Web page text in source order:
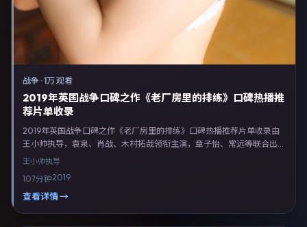
战争 ·1万 观看
2019年英国战争口碑之作《老厂房里的排练》口碑热播推
荐片单收录
2019年英国战争口碑之作《老厂房里的排练》口碑热播推荐片单收录由
王小帅执导，袁泉、肖战、木村拓哉领衔主演，章子怡、常远等联合出
演。剧情以战争类型为主线，融合英国本土叙事与人物弧光，适合检索
国地区网络平台首播，支持高清与多语言字幕。影片在节奏、摄影与配乐
上强调沉浸体验，可作为片单推荐、影评长文与专题策划的引用素材。
王小帅执导
107分钟2019
查看详情 →